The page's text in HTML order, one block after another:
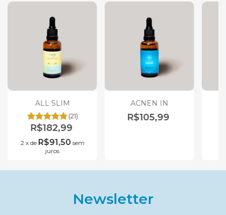
ALL SLIM
(21)
R$182,99
2 xde R$91,50 sem
juros
ACNEN IN
R$105,99
Newsletter